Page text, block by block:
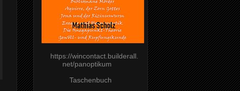
https://wincontact.builderall.
net/panoptikum
Taschenbuch